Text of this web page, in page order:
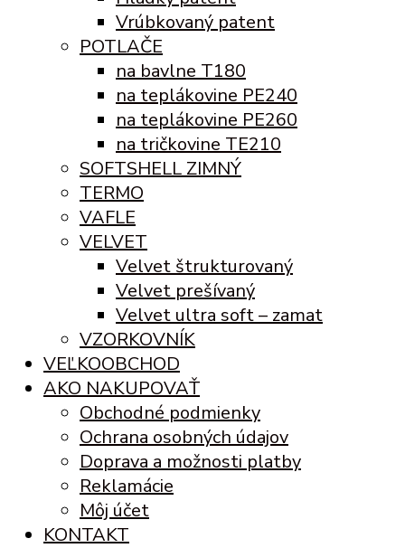
Vrúbkovaný patent
POTLAČE
na bavlne T180
na teplákovine PE240
na teplákovine PE260
na tričkovine TE210
SOFTSHELL ZIMNÝ
TERMO
VAFLE
VELVET
Velvet štrukturovaný
Velvet prešívaný
Velvet ultra soft – zamat
VZORKOVNÍK
VEĽKOOBCHOD
AKO NAKUPOVAŤ
Obchodné podmienky
Ochrana osobných údajov
Doprava a možnosti platby
Reklamácie
Môj účet
KONTAKT